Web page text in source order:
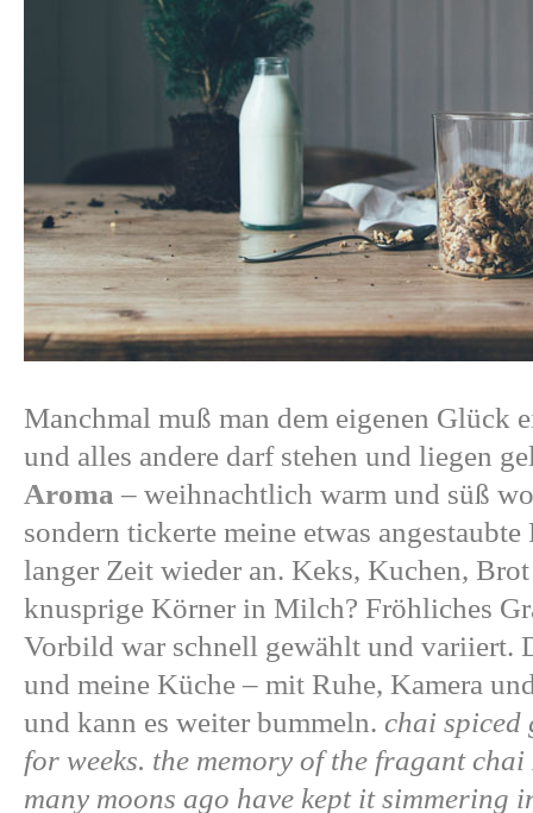
Manchmal muß man dem eigenen Glück
und alles andere darf stehen und liegen
Aroma – weihnachtlich warm und süß
sondern tickerte meine etwas
langer Zeit wieder an. Keks, Kuchen,
knusprige Körner in Milch? Fröhliches
Vorbild war schnell gewählt und variiert.
und meine Küche – mit Ruhe, Kamera
und kann es weiter bummeln. chai spiced
for weeks. the memory of the fragant
many moons ago have kept it simmering